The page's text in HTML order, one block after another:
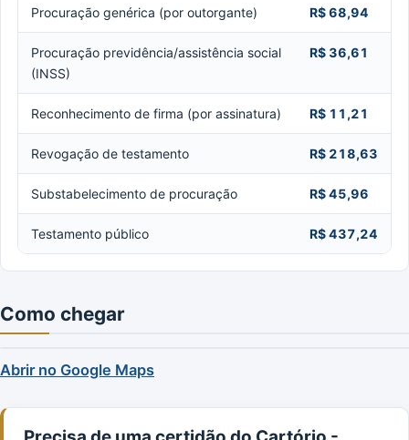
Procuração genérica (por outorgante) R$ 68,94
Procuração previdência/assistência social
(INSS)
R$ 36,61
Reconhecimento de firma (por assinatura) R$ 11,21
Revogação de testamento R$ 218,63
Substabelecimento de procuração R$ 45,96
Testamento público R$ 437,24
Como chegar
Abrir no Google Maps